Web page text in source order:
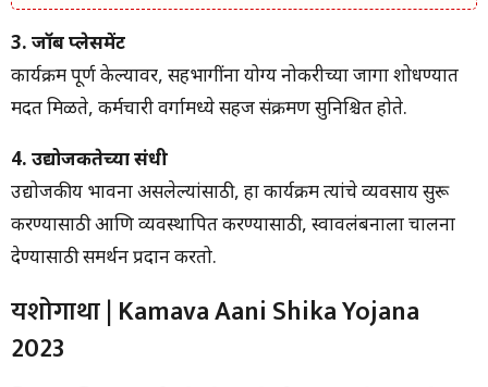
Professor
3. जॉब प्लेसमेंट
कार्यक्रम पूर्ण केल्यावर, सहभागींना योग्य नोकरीच्या जागा शोधण्यात
मदत मिळते, कर्मचारी वर्गामध्ये सहज संक्रमण सुनिश्चित होते.
4. उद्योजकतेच्या संधी
उद्योजकीय भावना असलेल्यांसाठी, हा कार्यक्रम त्यांचे व्यवसाय सुरू
करण्यासाठी आणि व्यवस्थापित करण्यासाठी, स्वावलंबनाला चालना
देण्यासाठी समर्थन प्रदान करतो.
यशोगाथा | Kamava Aani Shika Yojana
2023